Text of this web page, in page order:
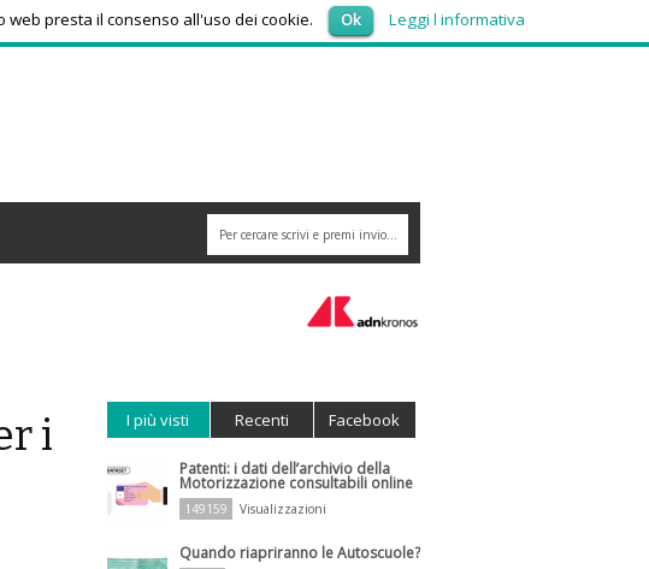
giovedì 6, Agosto 2026
i
I più visti Recenti Facebook
Patenti: i dati dell’archivio della
Motorizzazione consultabili online
149159 Visualizzazioni
Quando riapriranno le Autoscuole?
presta il consenso all'uso dei cookie. Ok Leggi l informativa